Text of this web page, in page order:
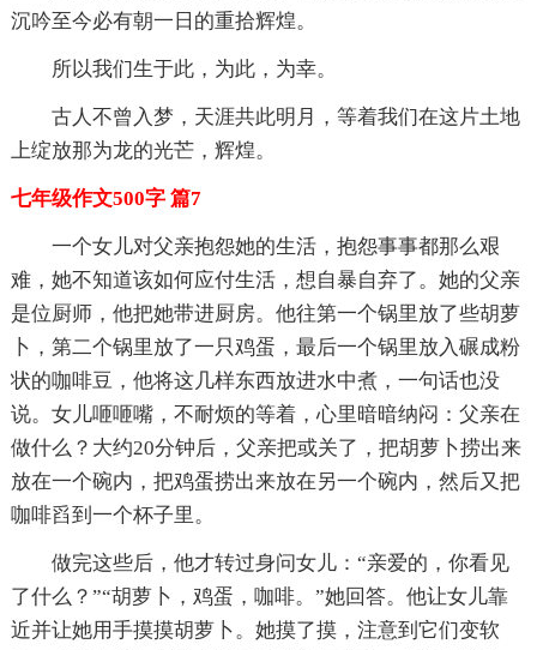
沉吟至今必有朝一日的重拾辉煌。
所以我们生于此，为此，为幸。
古人不曾入梦，天涯共此明月，等着我们在这片土地
上绽放那为龙的光芒，辉煌。
七年级作文500字 篇7
一个女儿对父亲抱怨她的生活，抱怨事事都那么艰
难，她不知道该如何应付生活，想自暴自弃了。她的父亲
是位厨师，他把她带进厨房。他往第一个锅里放了些胡萝
卜，第二个锅里放了一只鸡蛋，最后一个锅里放入碾成粉
状的咖啡豆，他将这几样东西放进水中煮，一句话也没
说。女儿咂咂嘴，不耐烦的等着，心里暗暗纳闷：父亲在
做什么？大约20分钟后，父亲把或关了，把胡萝卜捞出来
放在一个碗内，把鸡蛋捞出来放在另一个碗内，然后又把
咖啡舀到一个杯子里。
做完这些后，他才转过身问女儿：“亲爱的，你看见
了什么？”“胡萝卜，鸡蛋，咖啡。”她回答。他让女儿靠
近并让她用手摸摸胡萝卜。她摸了摸，注意到它们变软